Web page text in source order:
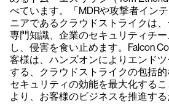
べています。「MDRや攻撃者イン
ニアであるクラウドストライクは
専門知識、企業のセキュリティチ
し、侵害を食い止めます。Falcon
客様は、ハンズオンによりエンド
する、クラウドストライクの包括
セキュリティの効能を最大化する
より、お客様のビジネスを推進す